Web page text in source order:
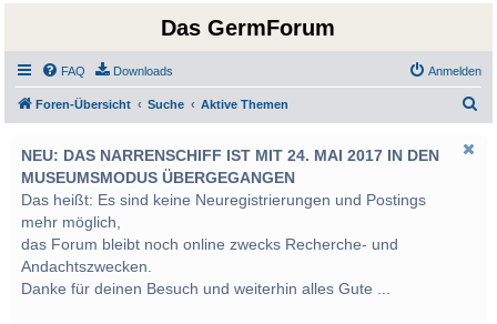
Das GermForum
FAQ Downloads Anmelden
Foren-Übersicht Suche Aktive Themen
NEU: DAS NARRENSCHIFF IST MIT 24. MAI 2017 IN DEN
MUSEUMSMODUS ÜBERGEGANGEN
Das heißt: Es sind keine Neuregistrierungen und Postings
mehr möglich,
das Forum bleibt noch online zwecks Recherche- und
Andachtszwecken.
Danke für deinen Besuch und weiterhin alles Gute ...